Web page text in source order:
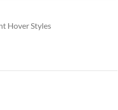
Hover Styles